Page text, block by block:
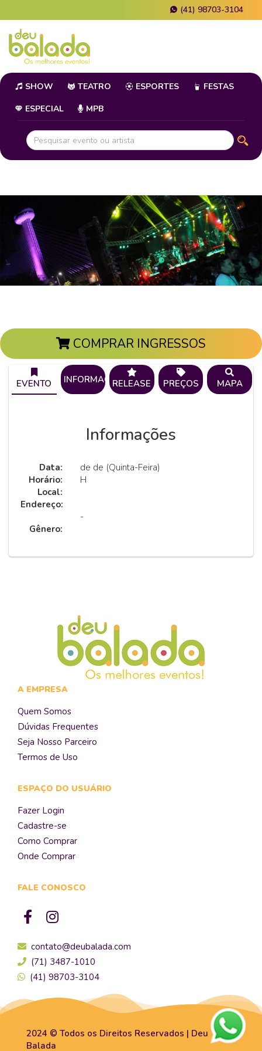
(41) 98703-3104
SHOW TEATRO ESPORTES FESTAS
ESPECIAL MPB
COMPRAR INGRESSOS
EVENTO INFORMAÇÕESRELEASE PREÇOS MAPA
Informações
Data:
de de (Quinta-Feira)
Horário:
H
Local:
Endereço:
-
Gênero:
A EMPRESA
Quem Somos
Dúvidas Frequentes
Seja Nosso Parceiro
Termos de Uso
ESPAÇO DO USUÁRIO
Fazer Login
Cadastre-se
Como Comprar
Onde Comprar
FALE CONOSCO
contato@deubalada.com
(71) 3487-1010
(41) 98703-3104
2024 © Todos os Direitos Reservados | Deu
Balada